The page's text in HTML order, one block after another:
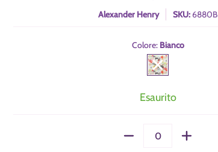
Alexander Henry SKU: 6880B
Colore: Bianco
Bianco
Esaurito